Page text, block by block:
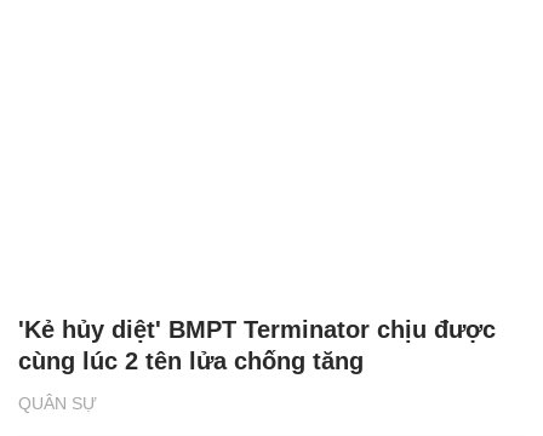
QUÂN SỰ
'Kẻ hủy diệt' BMPT Terminator chịu được
cùng lúc 2 tên lửa chống tăng